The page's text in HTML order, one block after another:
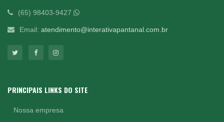
(65) 98403-9427
Email: atendimento@interativapantanal.com.br
PRINCIPAIS LINKS DO SITE
Nossa empresa